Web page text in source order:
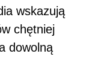
wskazują
chętniej
dowolną